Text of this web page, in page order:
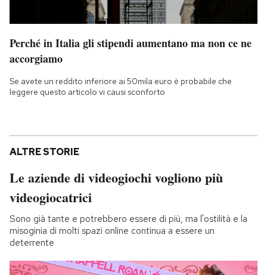
Perché in Italia gli stipendi aumentano ma non ce ne
accorgiamo
Se avete un reddito inferiore ai 50mila euro è probabile che
leggere questo articolo vi causi sconforto
ALTRE STORIE
Le aziende di videogiochi vogliono più
videogiocatrici
Sono già tante e potrebbero essere di più, ma l'ostilità e la
misoginia di molti spazi online continua a essere un
deterrente